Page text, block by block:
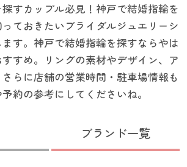
すカップル必見！神戸で結婚指輪を
ておきたいブライダルジュエリーシ
す。神戸で結婚指輪を探すならやは
すめ。リングの素材やデザイン、ア
らに店舗の営業時間・駐車場情報も
約の参考にしてくださいね。
ブランド一覧